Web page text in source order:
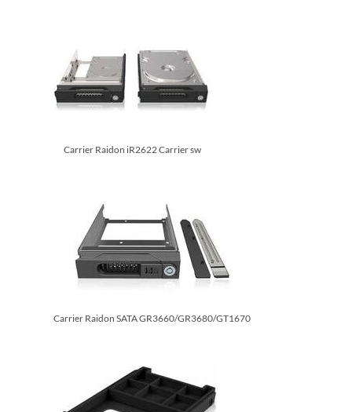
Carrier Raidon iR2622 Carrier sw
Carrier Raidon SATA GR3660/­GR3680/­GT1670